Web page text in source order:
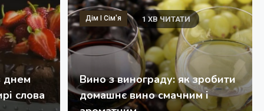
днем народження куму: щирі слова та ідеї
днем
слова
Дім І Сім'я 1 ХВ ЧИТАТИ
Вино з винограду: як зробити
домашнє вино смачним і